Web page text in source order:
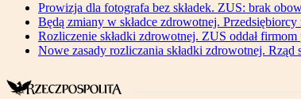
Prowizja dla fotografa bez składek. ZUS: brak
Będą zmiany w składce zdrowotnej.
Rozliczenie składki zdrowotnej. ZUS oddał firmom
Nowe zasady rozliczania składki zdrowotnej. Rząd